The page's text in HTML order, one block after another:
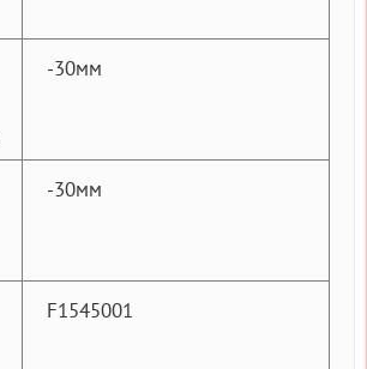
-30мм
-30мм
F1545001